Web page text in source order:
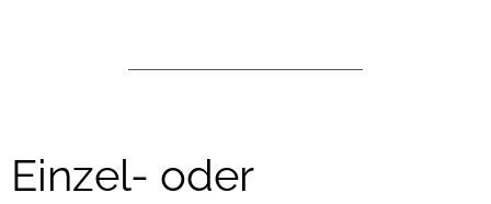
Einzel- oder